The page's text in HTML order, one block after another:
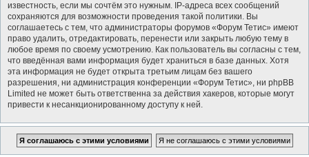
известность, если мы сочтём это нужным. IP-адреса всех сообщений
сохраняются для возможности проведения такой политики. Вы
соглашаетесь с тем, что администраторы форумов «Форум Тетис» имеют
право удалить, отредактировать, перенести или закрыть любую тему в
любое время по своему усмотрению. Как пользователь вы согласны с тем,
что введённая вами информация будет храниться в базе данных. Хотя
эта информация не будет открыта третьим лицам без вашего
разрешения, ни администрация конференции «Форум Тетис», ни phpBB
Limited не может быть ответственна за действия хакеров, которые могут
привести к несанкционированному доступу к ней.